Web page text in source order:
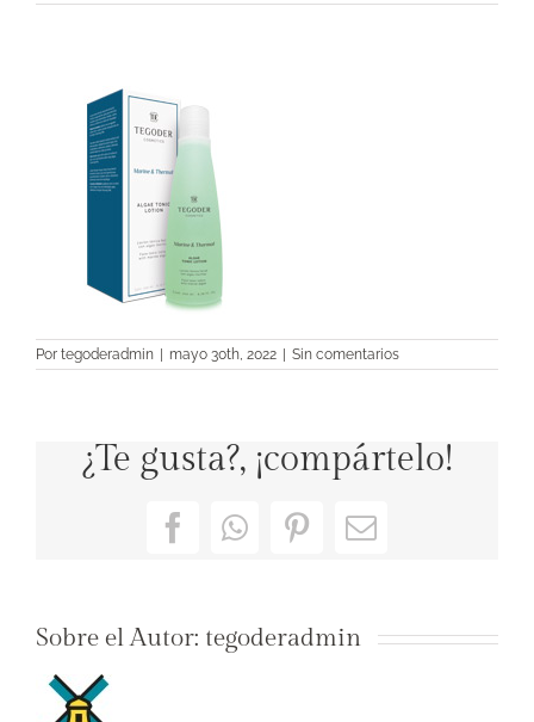
Por tegoderadmin mayo 30th, 2022 Sin comentarios
¿Te gusta?, ¡compártelo!
FacebookWhatsApp
PinterestCorreo
Sobre el Autor: tegoderadmin